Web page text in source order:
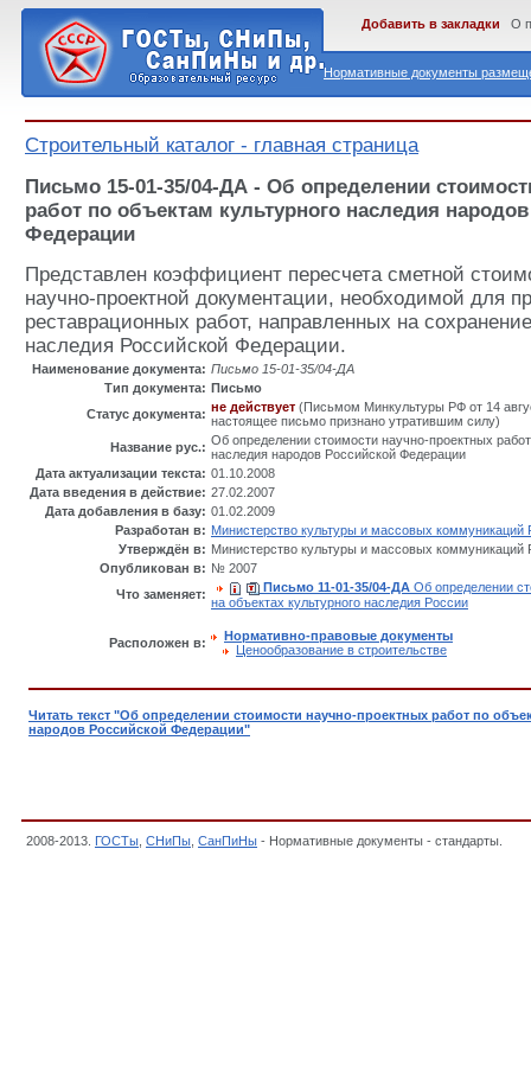
Нормативные документы
Добавить в закладки О
Строительный каталог - главная страница
Письмо 15-01-35/04-ДА - Об определении
работ по объектам культурного наследия
Федерации
Представлен коэффициент пересчета сметной
научно-проектной документации, необходимой для
реставрационных работ, направленных на
наследия Российской Федерации.
Наименование документа: Письмо 15-01-35/04-ДА
Тип документа: Письмо
Статус документа: не действует (Письмом Минкультуры РФ от 14
настоящее письмо признано утратившим силу)
Название рус.: Об определении стоимости научно-проектных
наследия народов Российской Федерации
Дата актуализации текста: 01.10.2008
Дата введения в действие: 27.02.2007
Дата добавления в базу: 01.02.2009
Разработан в: Министерство культуры и массовых коммуникаций
Утверждён в: Министерство культуры и массовых коммуникаций
Опубликован в: № 2007
Что заменяет:
Письмо 11-01-35/04-ДА Об определении
на объектах культурного наследия России
Расположен в:
Нормативно-правовые документы
Ценообpазование в стpоительстве
Читать текст "Об определении стоимости научно-проектных работ по
народов Российской Федерации"
2008-2013. ГОСТы СНиПы СанПиНы - Нормативные документы - стандарты.